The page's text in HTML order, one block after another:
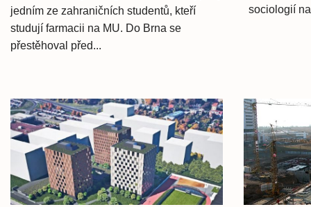
jedním ze zahraničních studentů, kteří
studují farmacii na MU. Do Brna se
přestěhoval před...
sociologií
Hlavní
novinky